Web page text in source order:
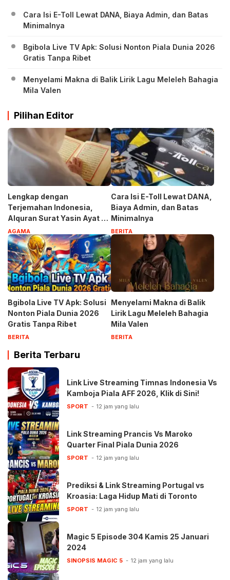
Cara Isi E-Toll Lewat DANA, Biaya Admin, dan Batas
Minimalnya
Bgibola Live TV Apk: Solusi Nonton Piala Dunia 2026
Gratis Tanpa Ribet
Menyelami Makna di Balik Lirik Lagu Meleleh Bahagia
Mila Valen
Pilihan Editor
Lengkap dengan
Terjemahan Indonesia,
Alquran Surat Yasin Ayat 1-
83
AGAMA
Cara Isi E-Toll Lewat DANA,
Biaya Admin, dan Batas
Minimalnya
BERITA
Bgibola Live TV Apk: Solusi
Nonton Piala Dunia 2026
Gratis Tanpa Ribet
BERITA
Menyelami Makna di Balik
Lirik Lagu Meleleh Bahagia
Mila Valen
BERITA
Berita Terbaru
Link Live Streaming Timnas Indonesia Vs
Kamboja Piala AFF 2026, Klik di Sini!
SPORT 12 jam yang lalu
Link Streaming Prancis Vs Maroko
Quarter Final Piala Dunia 2026
SPORT 12 jam yang lalu
Prediksi & Link Streaming Portugal vs
Kroasia: Laga Hidup Mati di Toronto
SPORT 12 jam yang lalu
Magic 5 Episode 304 Kamis 25 Januari
2024
SINOPSIS MAGIC 5 12 jam yang lalu